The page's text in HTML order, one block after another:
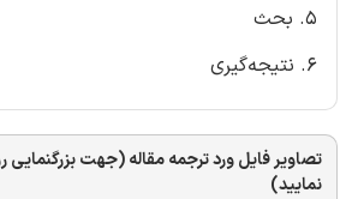
5. بحث
6. نتیجه‌گیری
تصاویر فایل ورد ترجمه مقاله (جهت
نمایید)